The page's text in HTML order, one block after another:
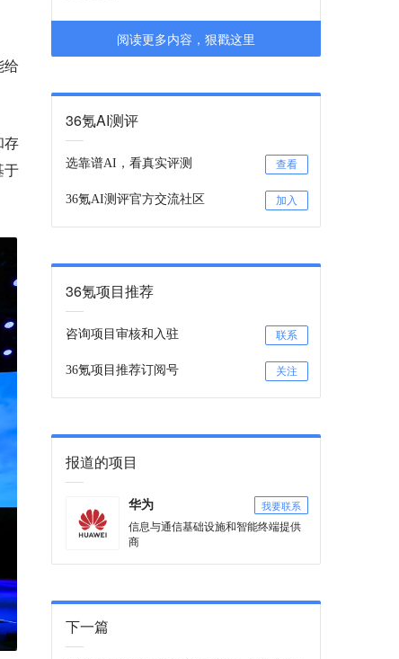
给
存
于
阅读更多内容，狠戳这里
36氪AI测评
选靠谱AI，看真实评测 查看
36氪AI测评官方交流社区 加入
36氪项目推荐
咨询项目审核和入驻 联系
36氪项目推荐订阅号 关注
报道的项目
华为 我要联系
信息与通信基础设施和智能终端提供
商
下一篇